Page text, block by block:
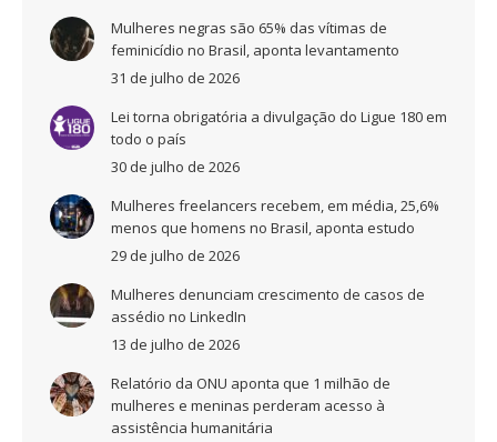
Mulheres negras são 65% das vítimas de
feminicídio no Brasil, aponta levantamento
31 de julho de 2026
Lei torna obrigatória a divulgação do Ligue 180 em
todo o país
30 de julho de 2026
Mulheres freelancers recebem, em média, 25,6%
menos que homens no Brasil, aponta estudo
29 de julho de 2026
Mulheres denunciam crescimento de casos de
assédio no LinkedIn
13 de julho de 2026
Relatório da ONU aponta que 1 milhão de
mulheres e meninas perderam acesso à
assistência humanitária